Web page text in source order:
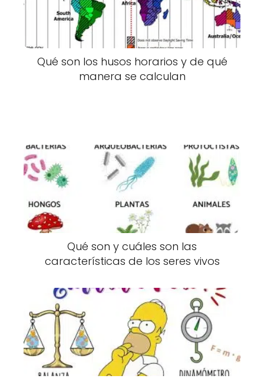
Qué son los husos horarios y de qué
manera se calculan
Qué son y cuáles son las
características de los seres vivos